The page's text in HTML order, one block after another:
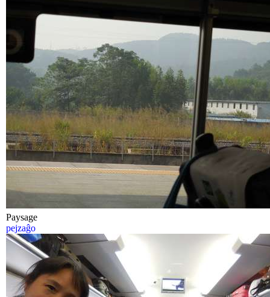
Paysage
pejzaĝo